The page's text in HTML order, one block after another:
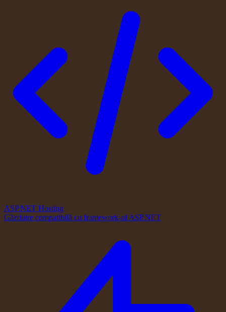
ASP.NET Hosting
Găzduire compatibilă cu framework-ul ASP.NET